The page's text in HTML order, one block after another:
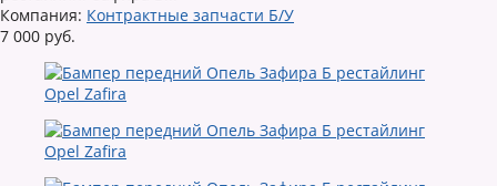
Компания: Контрактные запчасти Б/У
7 000 руб.